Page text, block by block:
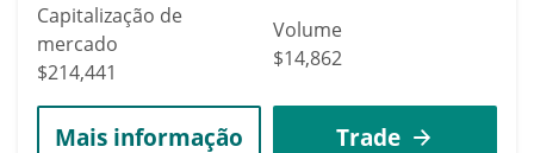
Capitalização de
mercado
$214,441
Volume
$14,862
Mais informação Trade